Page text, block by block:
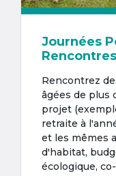
Journées
Rencontres
Rencontrez
âgées de plus
projet
retraite à
et les mêmes
d'habitat,
écologique,